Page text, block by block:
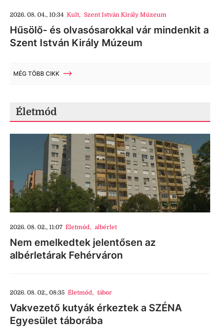
2026. 08. 04., 10:34 Kult, Szent István Király Múzeum
Hűsölő- és olvasósarokkal vár mindenkit a
Szent István Király Múzeum
MÉG TÖBB CIKK
Életmód
2026. 08. 02., 11:07 Életmód, albérlet
Nem emelkedtek jelentősen az
albérletárak Fehérváron
2026. 08. 02., 08:35 Életmód, tábor
Vakvezető kutyák érkeztek a SZÉNA
Egyesület táborába